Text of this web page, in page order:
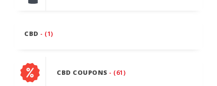
CBD - (1)
CBD COUPONS - (61)